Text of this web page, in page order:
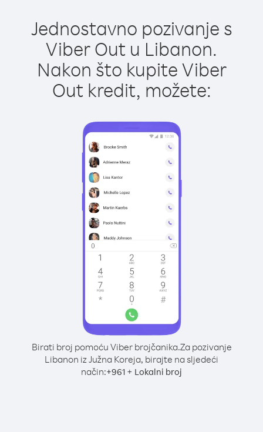
Jednostavno pozivanje s
Viber Out u Libanon.
Nakon što kupite Viber
Out kredit, možete:
Birati broj pomoću Viber brojčanika.Za pozivanje
Libanon iz Južna Koreja, birajte na sljedeći
način:+961 + Lokalni broj